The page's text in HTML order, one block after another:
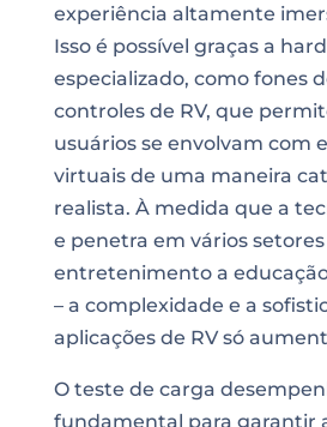
experiência altamente
Isso é possível graças a
especializado, como fones
controles de RV, que
usuários se envolvam com
virtuais de uma maneira
realista. À medida que a
e penetra em vários setores
entretenimento a
– a complexidade e a
aplicações de RV só
O teste de carga
fundamental para garantir